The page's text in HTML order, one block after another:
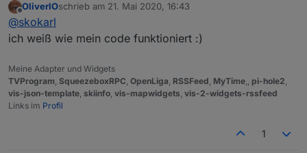
client überprüft?
eine abweichung von mehr wie 1er sekunde
Du bist schon ein Fuchs..... wenn ich die Uhr vom
Info Seite (Übersicht) geht tatsächlich die Uhr vom
Laptop eine Sekunde vor.
Offline
OliverIOschrieb am 21. Mai 2020, 16:43
zuletzt editiert von
@skokarl
ich weiß wie mein code funktioniert :)
Meine Adapter und Widgets
TVProgram, SqueezeboxRPC, OpenLiga, RSSFeed, MyTime,, pi-hole2,
vis-json-template, skiinfo, vis-mapwidgets, vis-2-widgets-rssfeed
Links im Profil
1